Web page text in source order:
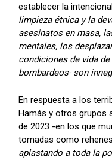
establecer la
limpieza étnica y la
asesinatos en masa,
mentales, los
condiciones de vida
bombardeos- son
En respuesta a los
Hamás y otros grupos
de 2023 -en los que
tomadas como
aplastando a toda la